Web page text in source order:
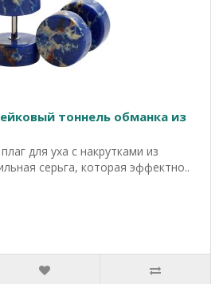
тоннель обманка из
для уха с накрутками из
серьга, которая эффектно..